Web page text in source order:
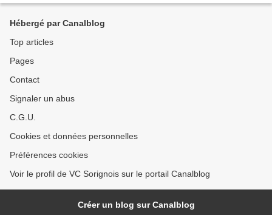
Hébergé par Canalblog
Top articles
Pages
Contact
Signaler un abus
C.G.U.
Cookies et données personnelles
Préférences cookies
Voir le profil de VC Sorignois sur le portail Canalblog
Créer un blog sur Canalblog